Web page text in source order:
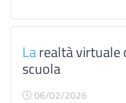
Larealtà virtuale
scuola
06/02/2026